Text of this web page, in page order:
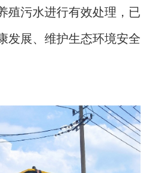
殖污水进行有效处理，已
发展、维护生态环境安全